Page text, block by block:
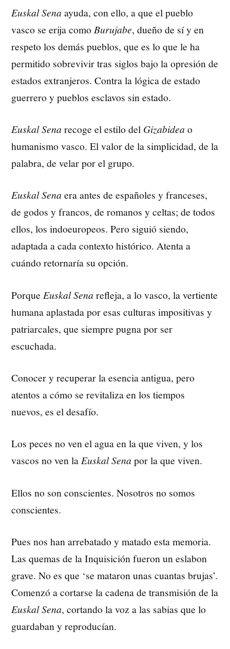
Euskal Sena ayuda, con ello, a que el pueblo
vasco se erija como Burujabe, dueño de sí y en
respeto los demás pueblos, que es lo que le ha
permitido sobrevivir tras siglos bajo la opresión de
estados extranjeros. Contra la lógica de estado
guerrero y pueblos esclavos sin estado.
Euskal Sena recoge el estilo del Gizabidea o
humanismo vasco. El valor de la simplicidad, de la
palabra, de velar por el grupo.
Euskal Sena era antes de españoles y franceses,
de godos y francos, de romanos y celtas; de todos
ellos, los indoeuropeos. Pero siguió siendo,
adaptada a cada contexto histórico. Atenta a
cuándo retornaría su opción.
Porque Euskal Sena refleja, a lo vasco, la vertiente
humana aplastada por esas culturas impositivas y
patriarcales, que siempre pugna por ser
escuchada.
Conocer y recuperar la esencia antigua, pero
atentos a cómo se revitaliza en los tiempos
nuevos, es el desafío.
Los peces no ven el agua en la que viven, y los
vascos no ven laEuskal Sena por la que viven.
Ellos no son conscientes. Nosotros no somos
conscientes.
Pues nos han arrebatado y matado esta memoria.
Las quemas de la Inquisición fueron un eslabon
grave. No es que ‘se mataron unas cuantas brujas’.
Comenzó a cortarse la cadena de transmisión de la
Euskal Sena, cortando la voz a las sabias que lo
guardaban y reproducían.